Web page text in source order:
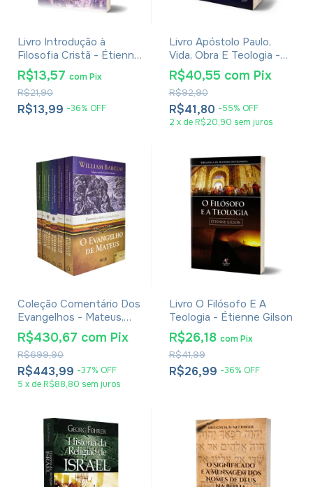
Livro Introdução à
Filosofia Cristã - Étienne
Gilson
R$13,99 -36% OFF
R$21,90
R$13,57 comPix
Livro Apóstolo Paulo,
Vida, Obra E Teologia -
Jürgen Becker
R$41,80 -55% OFF
R$92,90
R$40,55 com Pix
2 x de R$20,90 sem juros
Coleção Comentário Dos
Evangelhos - Mateus,
Marcos, Lucas e João -
William Barclay - 6
Volumes
R$443,99 -37% OFF
R$699,90
R$430,67 com Pix
5 x de R$88,80 sem juros
Livro O Filósofo E A
Teologia - Étienne Gilson
R$26,99 -36% OFF
R$41,99
R$26,18 com Pix